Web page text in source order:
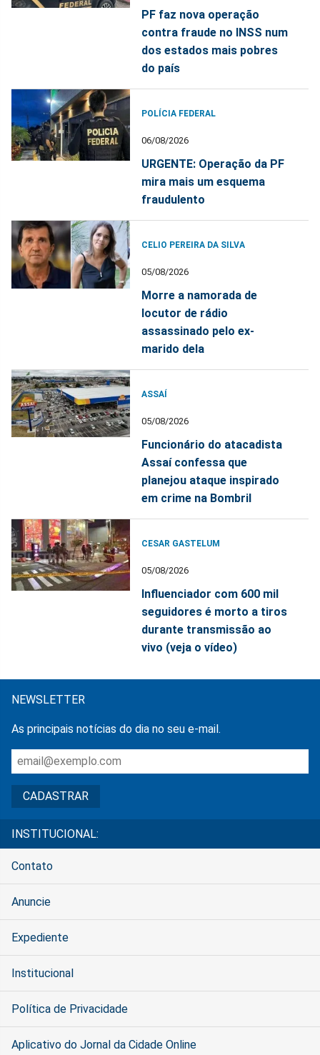
PF faz nova operação
contra fraude no INSS num
dos estados mais pobres
do país
POLÍCIA FEDERAL
06/08/2026
URGENTE: Operação da PF
mira mais um esquema
fraudulento
CELIO PEREIRA DA SILVA
05/08/2026
Morre a namorada de
locutor de rádio
assassinado pelo ex-
marido dela
ASSAÍ
05/08/2026
Funcionário do atacadista
Assaí confessa que
planejou ataque inspirado
em crime na Bombril
CESAR GASTELUM
05/08/2026
Influenciador com 600 mil
seguidores é morto a tiros
durante transmissão ao
vivo (veja o vídeo)
NEWSLETTER
As principais notícias do dia no seu e-mail.
INSTITUCIONAL:
Contato
Anuncie
Expediente
Institucional
Política de Privacidade
Aplicativo do Jornal da Cidade Online